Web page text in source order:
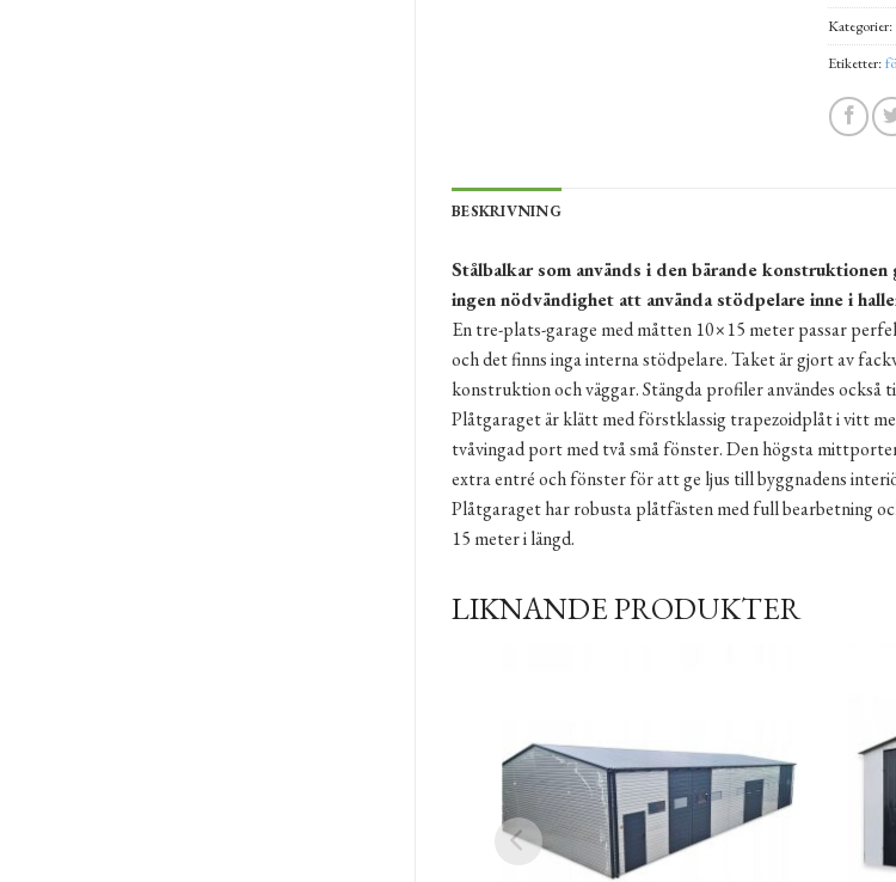
Kategorier:
Etiketter:
BESKRIVNING
Stålbalkar som används i den bärande
ingen nödvändighet att använda stödpelare inne i
En tre-plats-garage med måtten 10×15 meter passar
och det finns inga interna stödpelare. Taket är gjort av
konstruktion och väggar. Stängda profiler användes
Plåtgaraget är klätt med förstklassig trapezoidplåt i vitt
tvåvingad port med två små fönster. Den högsta
extra entré och fönster för att ge ljus till byggnadens
Plåtgaraget har robusta plåtfästen med full bearbetning
15 meter i längd.
LIKNANDE PRODUKTER